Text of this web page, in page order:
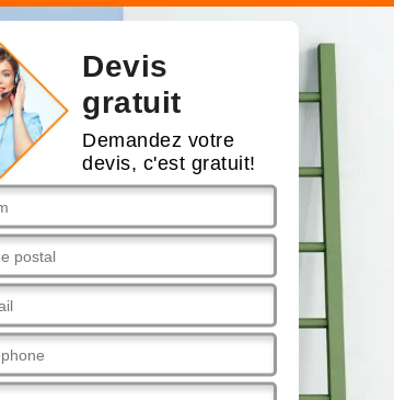
Devis
gratuit
Demandez votre
devis, c'est gratuit!